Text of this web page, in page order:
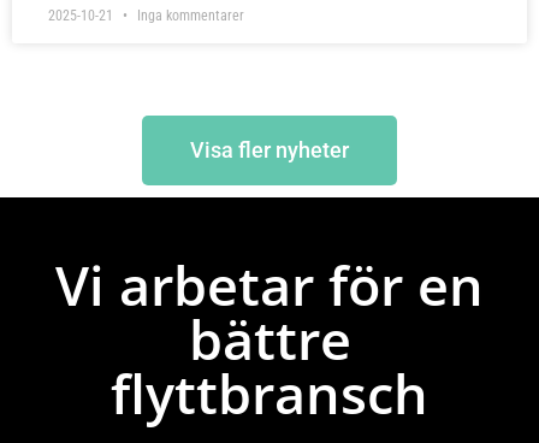
2025-10-21 Inga kommentarer
Visa fler nyheter
Vi arbetar för en
bättre
flyttbransch